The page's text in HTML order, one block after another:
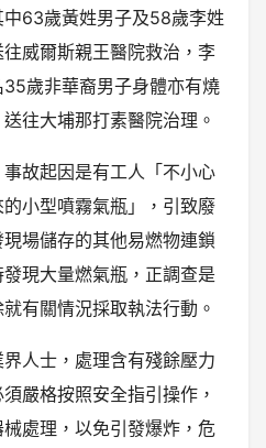
63歲黃姓男子及58歲李姓
威爾斯親王醫院救治，李
歲非華裔男子身體亦有燒
往大埔那打素醫院治理。
故起因是有工人「不小心
小型噴霧氣瓶」，引致廢
場儲存的其他易燃物連鎖
現大量燃氣瓶，正調查是
有關情況採取執法行動。
人士，處理含有殘餘壓力
嚴格按照安全指引操作，
處理，以免引發爆炸，危